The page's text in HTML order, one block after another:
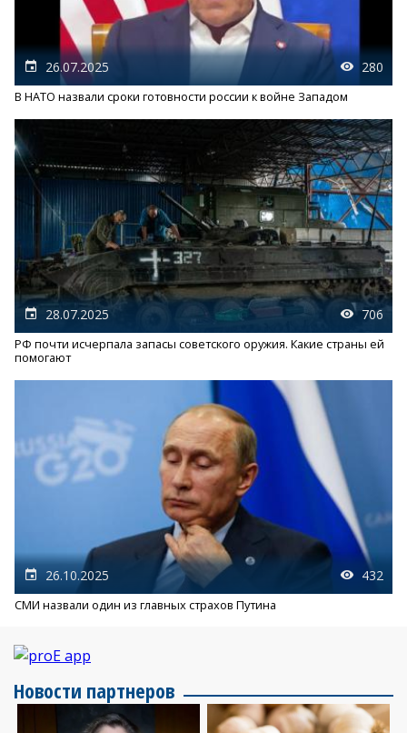
26.07.2025 280
В НАТО назвали сроки готовности россии к войне Западом
28.07.2025 706
РФ почти исчерпала запасы советского оружия. Какие страны ей
помогают
26.10.2025 432
СМИ назвали один из главных страхов Путина
Новости партнеров